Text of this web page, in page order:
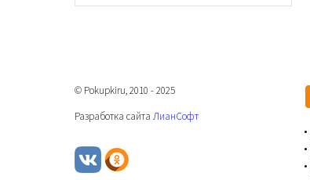
© Pokupkiru, 2010 - 2025
Разработка сайта ЛианСофт